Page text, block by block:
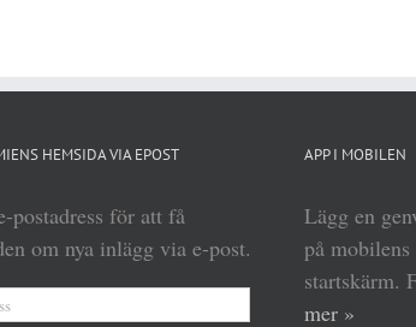
HEMSIDA VIA EPOST
postadress för att få
om nya inlägg via e-post.
APP I MOBILEN
Lägg en
på
startskärm.
mer »